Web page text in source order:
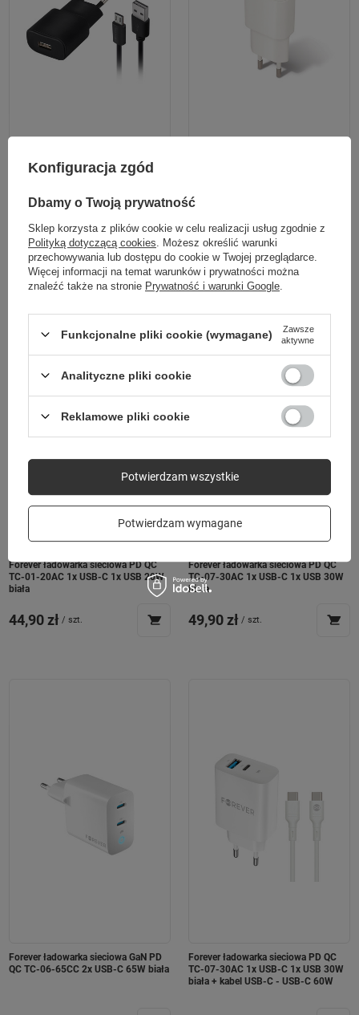
Forever ładowarka sieciowa TC-01 1x
35,90 zł / szt. 29,90 zł / szt.
Forever ładowarka sieciowa PD QC
TC-01-20AC 1x USB-C 1x USB 20W
biała
44,90 zł / szt.
Forever ładowarka sieciowa PD QC
TC-07-30AC 1x USB-C 1x USB 30W
biała
49,90 zł / szt.
Forever ładowarka sieciowa GaN PD
QC TC-06-65CC 2x USB-C 65W biała
Forever ładowarka sieciowa PD QC
TC-07-30AC 1x USB-C 1x USB 30W
biała + kabel USB-C - USB-C 60W
Konfiguracja zgód
Dbamy o Twoją prywatność
Sklep korzysta z plików cookie w celu realizacji usług zgodnie z
Polityką dotyczącą cookies . Możesz określić warunki
przechowywania lub dostępu do cookie w Twojej przeglądarce.
Więcej informacji na temat warunków i prywatności można
znaleźć także na stronie Prywatność i warunki Google
Funkcjonalne pliki cookie (wymagane)
Zawsze
aktywne
Analityczne pliki cookie
Reklamowe pliki cookie
Potwierdzam wymagane
Potwierdzam wszystkie